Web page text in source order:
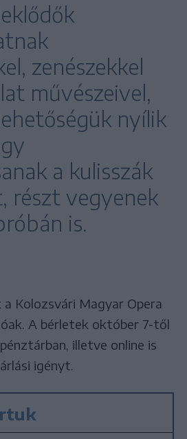
zenészekkel
művészeivel,
nyílik
a kulisszák
részt vegyenek
is.
Kolozsvári Magyar Opera
A bérletek október 7-től
illetve online is
igényt.